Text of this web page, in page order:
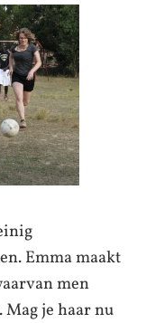
Emma maakt
men
je haar nu